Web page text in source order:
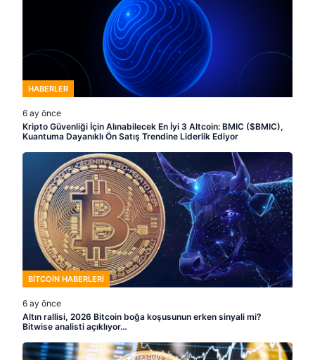
HABERLER
6 ay önce
Kripto Güvenliği İçin Alınabilecek En İyi 3 Altcoin: BMIC ($BMIC),
Kuantuma Dayanıklı Ön Satış Trendine Liderlik Ediyor
BITCOIN HABERLERI
6 ay önce
Altın rallisi, 2026 Bitcoin boğa koşusunun erken sinyali mi?
Bitwise analisti açıklıyor…